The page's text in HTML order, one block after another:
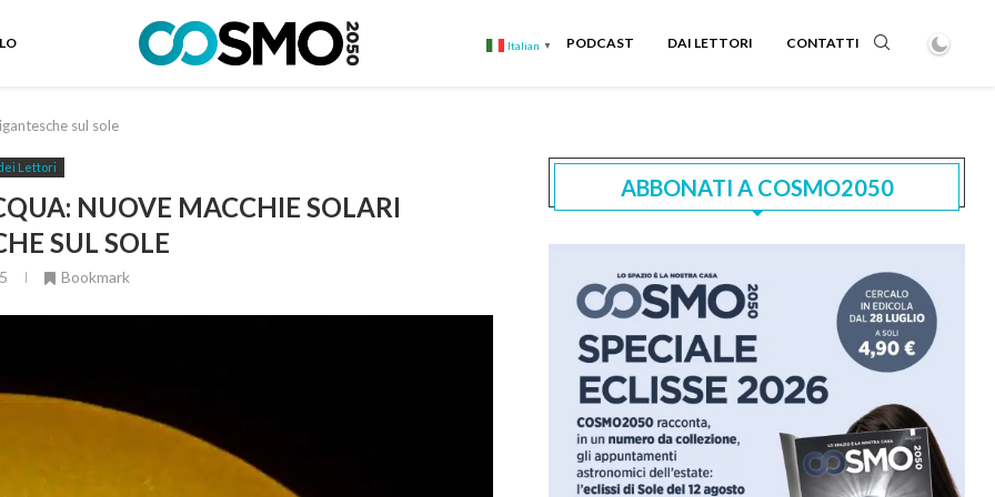
Italian ▼ PODCAST DAI LETTORI CONTATTI
sul sole
Lettori
NUOVE MACCHIE SOLARI
SUL SOLE
Bookmark
ABBONATI A COSMO2050